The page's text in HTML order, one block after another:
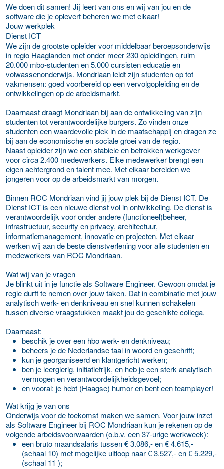
We doen dit samen! Jij leert van ons en wij van jou en de
software die je oplevert beheren we met elkaar!
Jouw werkplek
Dienst ICT
We zijn de grootste opleider voor middelbaar beroepsonderwijs
in regio Haaglanden met onder meer 230 opleidingen, ruim
20.000 mbo-studenten en 5.000 cursisten educatie en
volwassenonderwijs. Mondriaan leidt zijn studenten op tot
vakmensen: goed voorbereid op een vervolgopleiding en de
ontwikkelingen op de arbeidsmarkt.
Daarnaast draagt Mondriaan bij aan de ontwikkeling van zijn
studenten tot verantwoordelijke burgers. Zo vinden onze
studenten een waardevolle plek in de maatschappij en dragen ze
bij aan de economische en sociale groei van de regio.
Naast opleider zijn we een stabiele en betrokken werkgever
voor circa 2.400 medewerkers. Elke medewerker brengt een
eigen achtergrond en talent mee. Met elkaar bereiden we
jongeren voor op de arbeidsmarkt van morgen.
Binnen ROC Mondriaan vind jij jouw plek bij de Dienst ICT. De
Dienst ICT is een nieuwe dienst vol in ontwikkeling. De dienst is
verantwoordelijk voor onder andere (functioneel)beheer,
infrastructuur, security en privacy, architectuur,
informatiemanagement, innovatie en projecten. Met elkaar
werken wij aan de beste dienstverlening voor alle studenten en
medewerkers van ROC Mondriaan.
Wat wij van je vragen
Je blinkt uit in je functie als Software Engineer. Gewoon omdat je
regie durft te nemen over jouw taken. Dat in combinatie met jouw
analytisch werk- en denkniveau en snel kunnen schakelen
tussen diverse vraagstukken maakt jou de geschikte collega.
Daarnaast:
beschik je over een hbo werk- en denkniveau;
beheers je de Nederlandse taal in woord en geschrift;
kun je georganiseerd en klantgericht werken;
ben je leergierig, initiatiefrijk, en heb je een sterk analytisch
vermogen en verantwoordelijkheidsgevoel;
en vooral: je hebt (Haagse) humor en bent een teamplayer!
Wat krijg je van ons
Onderwijs voor de toekomst maken we samen. Voor jouw inzet
als Software Engineer bij ROC Mondriaan kun je rekenen op de
volgende arbeidsvoorwaarden (o.b.v. een 37-urige werkweek):
een bruto maandsalaris tussen € 3.086,- en € 4.615,-
(schaal 10) met mogelijke uitloop naar € 3.527,- en € 5.229,-
(schaal 11 );